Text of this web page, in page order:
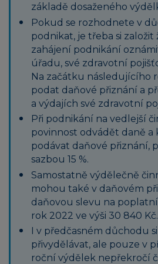
základě dosaženého
Pokud se rozhodnete v
podnikat, je třeba si založit
zahájení podnikání
úřadu, své zdravotní
Na začátku následujícího
podat daňové přiznání a
a výdajích své zdravotní
Při podnikání na vedlejší
povinnost odvádět daně a
podávat daňové přiznání,
sazbou 15 %.
Samostatně výdělečně
mohou také v daňovém
daňovou slevu na
rok 2022 ve výši 30 840 Kč.
I v předčasném důchodu
přivydělávat, ale pouze v
roční výdělek nepřekročí